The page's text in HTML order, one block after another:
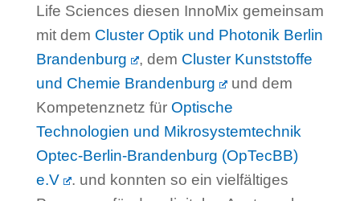
Life Sciences diesen InnoMix gemeinsam
mit dem Cluster Optik und Photonik Berlin
Brandenburg
, dem Cluster Kunststoffe
und Chemie Brandenburg
und dem
Kompetenznetz für Optische
Technologien und Mikrosystemtechnik
Optec-Berlin-Brandenburg (OpTecBB)
e.V
. und konnten so ein vielfältiges